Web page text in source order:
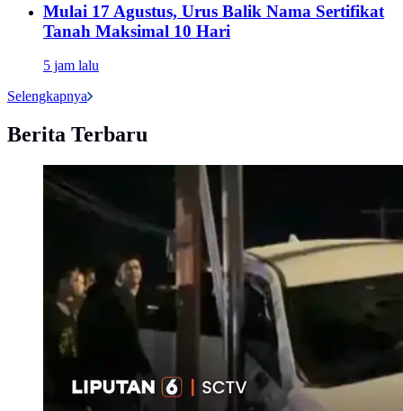
Mulai 17 Agustus, Urus Balik Nama Sertifikat
Tanah Maksimal 10 Hari
5 jam lalu
Selengkapnya
Berita Terbaru